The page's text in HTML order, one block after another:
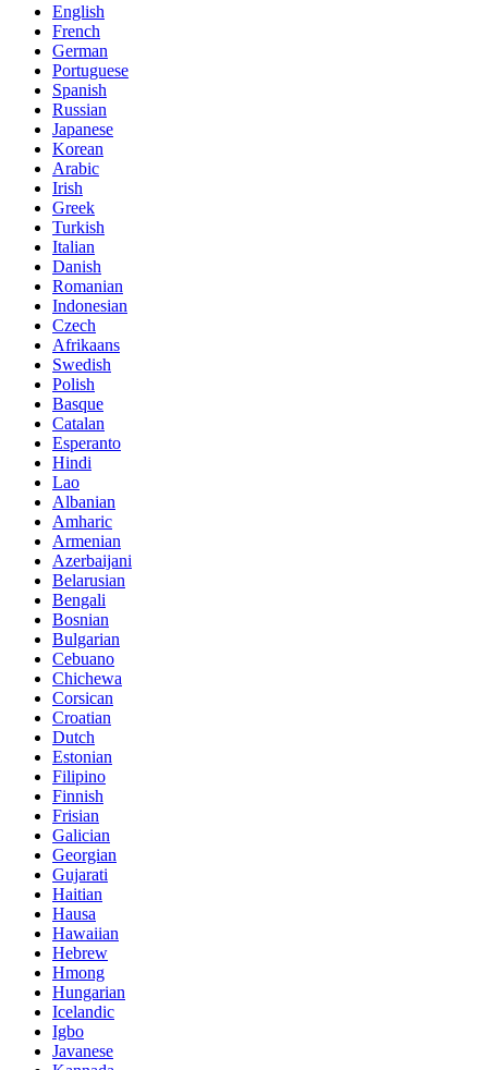
English
French
German
Portuguese
Spanish
Russian
Japanese
Korean
Arabic
Irish
Greek
Turkish
Italian
Danish
Romanian
Indonesian
Czech
Afrikaans
Swedish
Polish
Basque
Catalan
Esperanto
Hindi
Lao
Albanian
Amharic
Armenian
Azerbaijani
Belarusian
Bengali
Bosnian
Bulgarian
Cebuano
Chichewa
Corsican
Croatian
Dutch
Estonian
Filipino
Finnish
Frisian
Galician
Georgian
Gujarati
Haitian
Hausa
Hawaiian
Hebrew
Hmong
Hungarian
Icelandic
Igbo
Javanese